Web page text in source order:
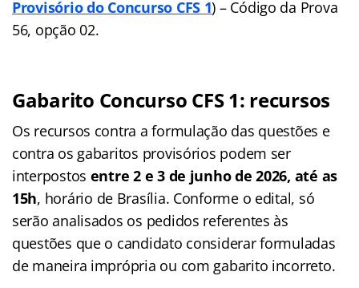
Provisório do Concurso CFS 1) – Código da Prova
56, opção 02.
Gabarito Concurso CFS 1: recursos
Os recursos contra a formulação das questões e
contra os gabaritos provisórios podem ser
interpostos entre 2 e 3 de junho de 2026, até as
15h, horário de Brasília. Conforme o edital, só
serão analisados os pedidos referentes às
questões que o candidato considerar formuladas
de maneira imprópria ou com gabarito incorreto.